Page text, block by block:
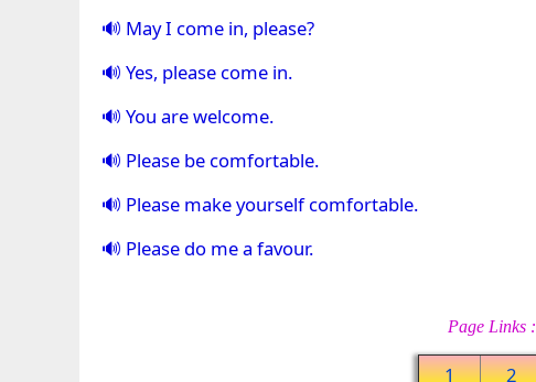
May I come in, please?
Yes, please come in.
You are welcome.
Please be comfortable.
Please make yourself comfortable.
Please do me a favour.
Page Links :
1 2